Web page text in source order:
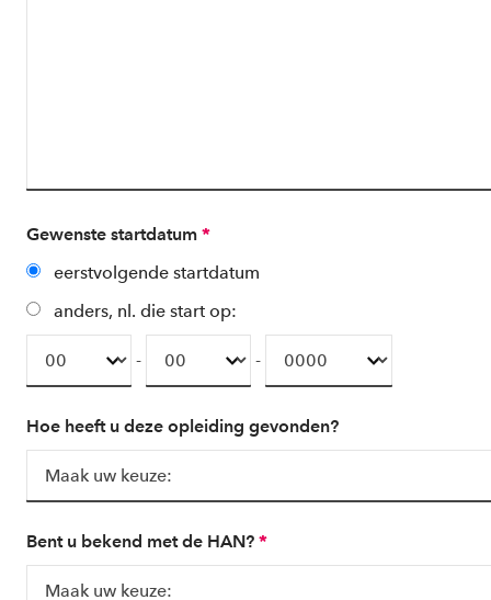
Gewenste startdatum *
eerstvolgende startdatum
anders, nl. die start op:
- -
Hoe heeft u deze opleiding gevonden?
Bent u bekend met de HAN? *